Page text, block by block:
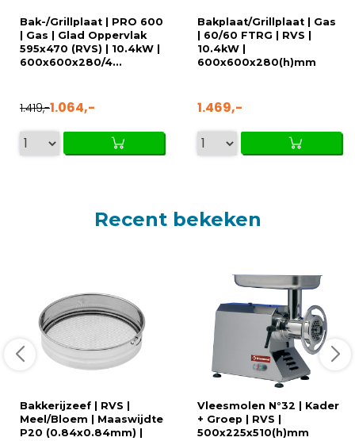
Bak-/Grillplaat | PRO 600
| Gas | Glad Oppervlak
595x470 (RVS) | 10.4kW |
600x600x280/4...
1.419,-1.064,-
Bakplaat/Grillplaat | Gas
| 60/60 FTRG | RVS |
10.4kW |
600x600x280(h)mm
1.469,-
Recent bekeken
Bakkerijzeef | RVS |
Meel/Bloem | Maaswijdte
P20 (0.84x0.84mm) |
Vleesmolen N°32 | Kader
+ Groep | RVS |
500x225x510(h)mm